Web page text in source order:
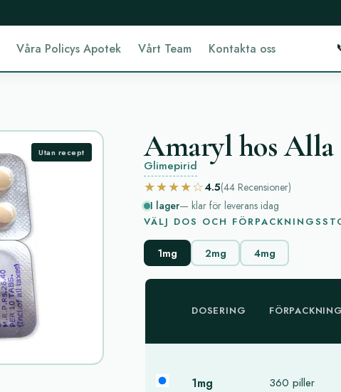
Våra Policys Apotek Vårt Team Kontakta oss
Utan recept Amaryl hos Alla
Glimepirid
★★★★☆4.5(44 Recensioner)
I lager— klar för leverans idag
VÄLJ DOS OCH
1mg 2mg 4mg
DOSERING FÖRPACKNING
1mg 360 piller